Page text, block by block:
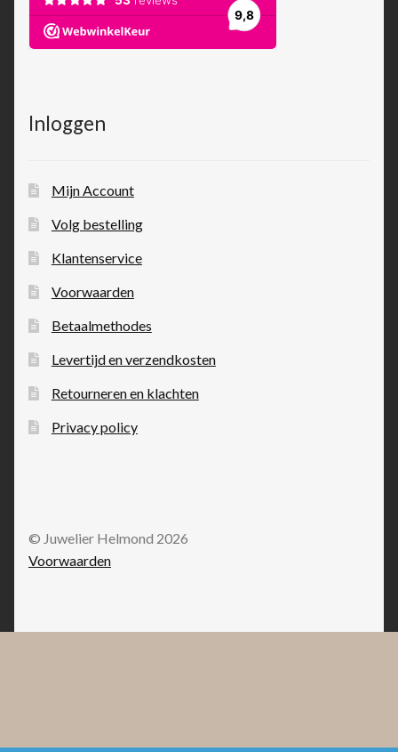
Inloggen
Mijn Account
Volg bestelling
Klantenservice
Voorwaarden
Betaalmethodes
Levertijd en verzendkosten
Retourneren en klachten
Privacy policy
© Juwelier Helmond 2026
Voorwaarden